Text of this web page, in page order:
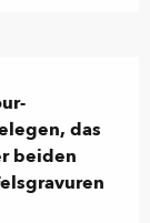
das
beiden